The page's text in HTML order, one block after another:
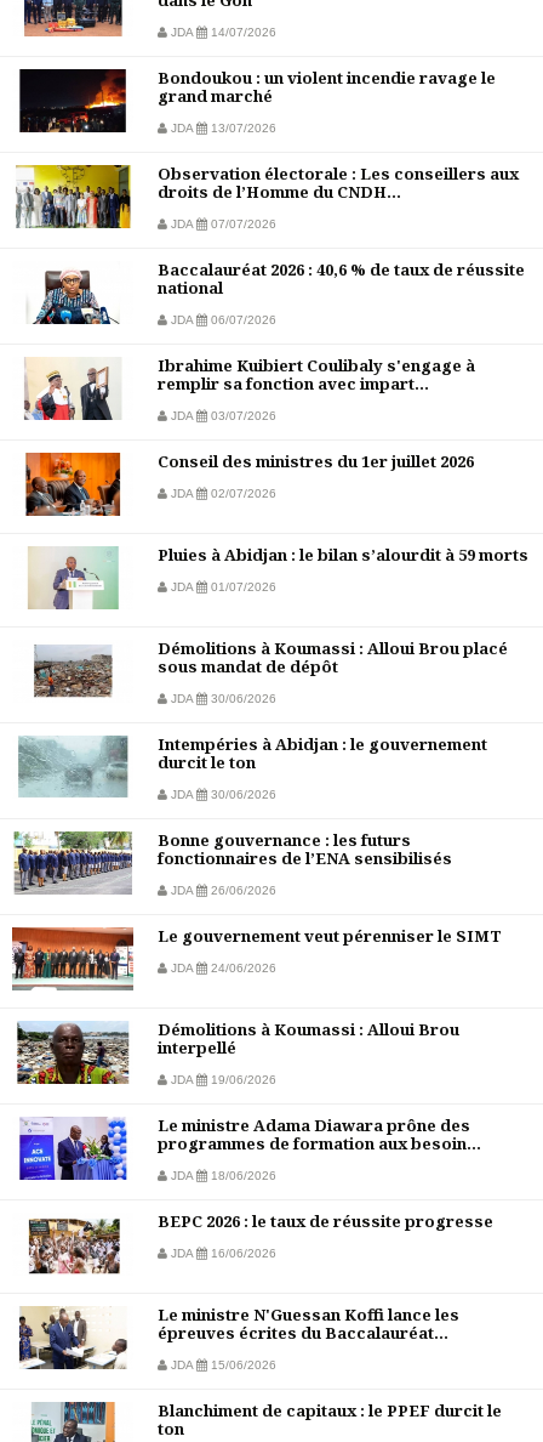
JDA 14/07/2026
Bondoukou : un violent incendie ravage le
grand marché
JDA 13/07/2026
Observation électorale : Les conseillers aux
droits de l’Homme du CNDH...
JDA 07/07/2026
Baccalauréat 2026 : 40,6 % de taux de réussite
national
JDA 06/07/2026
Ibrahime Kuibiert Coulibaly s'engage à
remplir sa fonction avec impart...
JDA 03/07/2026
Conseil des ministres du 1er juillet 2026
JDA 02/07/2026
Pluies à Abidjan : le bilan s’alourdit à 59 morts
JDA 01/07/2026
Démolitions à Koumassi : Alloui Brou placé
sous mandat de dépôt
JDA 30/06/2026
Intempéries à Abidjan : le gouvernement
durcit le ton
JDA 30/06/2026
Bonne gouvernance : les futurs
fonctionnaires de l’ENA sensibilisés
JDA 26/06/2026
Le gouvernement veut pérenniser le SIMT
JDA 24/06/2026
Démolitions à Koumassi : Alloui Brou
interpellé
JDA 19/06/2026
Le ministre Adama Diawara prône des
programmes de formation aux besoin...
JDA 18/06/2026
BEPC 2026 : le taux de réussite progresse
JDA 16/06/2026
Le ministre N'Guessan Koffi lance les
épreuves écrites du Baccalauréat...
JDA 15/06/2026
Blanchiment de capitaux : le PPEF durcit le
ton